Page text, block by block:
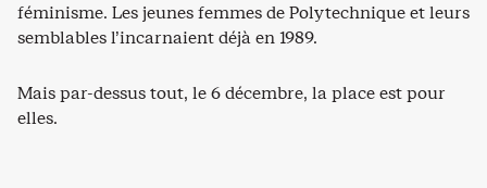
féminisme. Les jeunes femmes de Polytechnique et leurs
semblables l’incarnaient déjà en 1989.
Mais par-dessus tout, le 6 décembre, la place est pour
elles.